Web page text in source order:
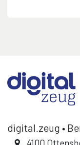
digital.zeug •
4100